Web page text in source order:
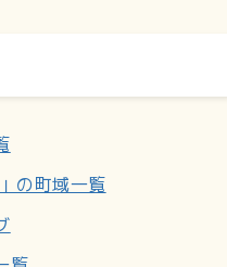
」の町域一覧